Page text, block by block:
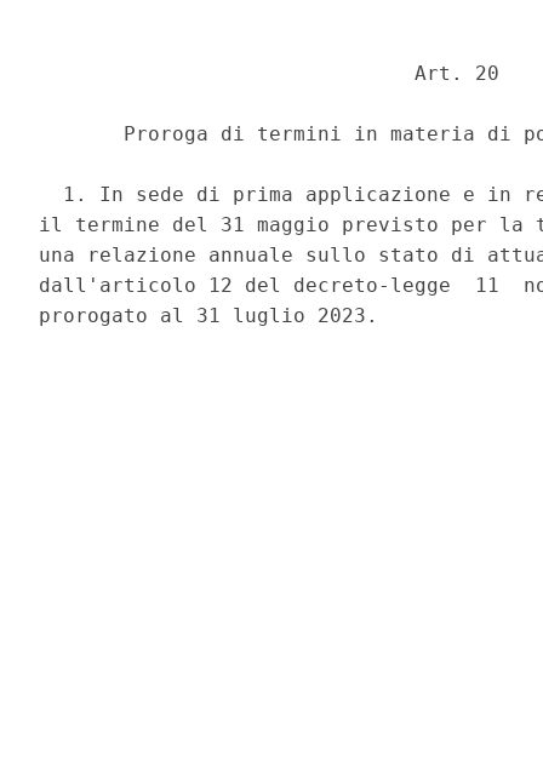
                               Art. 20
Proroga di termini in materia di
1. In sede di prima applicazione e in
il termine del 31 maggio previsto per la
una relazione annuale sullo stato di
dall'articolo 12 del decreto-legge  11